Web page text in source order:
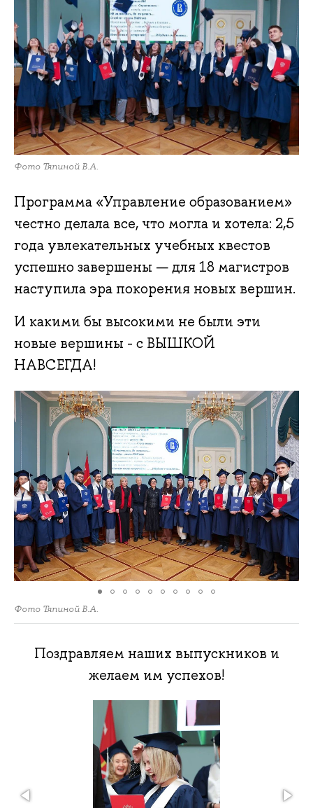
Фото Тяпиной В.А.
Программа «Управление образованием»
честно делала все, что могла и хотела: 2,5
года увлекательных учебных квестов
успешно завершены — для 18 магистров
наступила эра покорения новых вершин.
И какими бы высокими не были эти
новые вершины - с ВЫШКОЙ
НАВСЕГДА!
Фото Тяпиной В.А.
Поздравляем наших выпускников и
желаем им успехов!